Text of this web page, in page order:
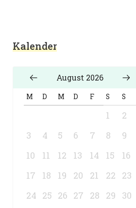
Kalender
August 2026
M D M D F S S
1
2
3
4 5 6 7 8
9
10
11 12 13 14 15
16
17
18 19 20 21 22
23
24 25 26 27 28 29 30